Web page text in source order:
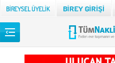
TÜM NAKLİYECİLER
Back